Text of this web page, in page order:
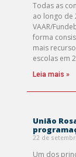
Todas as
ao longo de
VAAR/
forma
mais
escolas em
Leia mais »
União
22 de
Um dos